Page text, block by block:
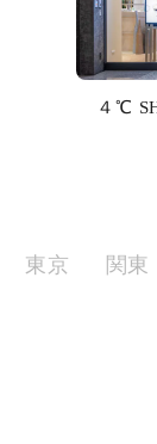
ファッションテイ
着用シーン
４℃
東京 関東